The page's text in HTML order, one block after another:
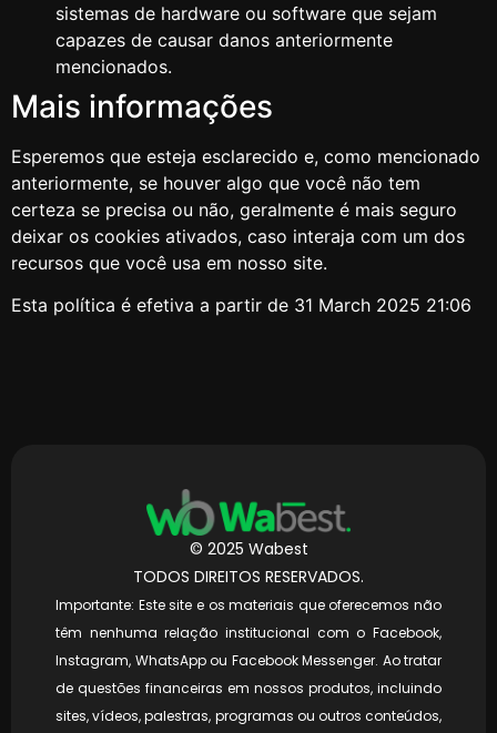
sistemas de hardware ou software que sejam
capazes de causar danos anteriormente
mencionados.
Mais informações
Esperemos que esteja esclarecido e, como mencionado
anteriormente, se houver algo que você não tem
certeza se precisa ou não, geralmente é mais seguro
deixar os cookies ativados, caso interaja com um dos
recursos que você usa em nosso site.
Esta política é efetiva a partir de 31 March 2025 21:06
© 2025 Wabest
TODOS DIREITOS RESERVADOS.
Importante: Este site e os materiais que oferecemos não
têm nenhuma relação institucional com o Facebook,
Instagram, WhatsApp ou Facebook Messenger. Ao tratar
de questões financeiras em nossos produtos, incluindo
sites, vídeos, palestras, programas ou outros conteúdos,